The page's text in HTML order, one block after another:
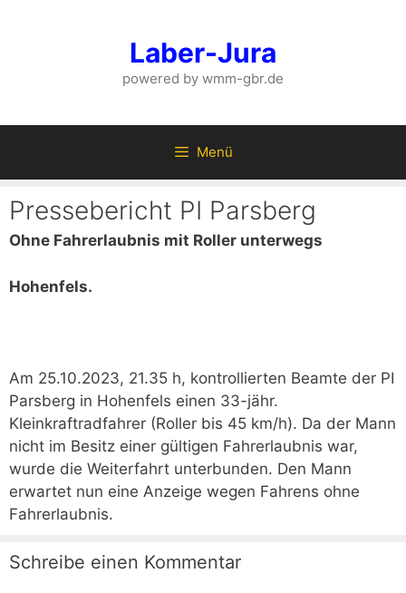
Laber-Jura
powered by wmm-gbr.de
Menü
Pressebericht PI Parsberg
Ohne Fahrerlaubnis mit Roller unterwegs
Hohenfels.
Am 25.10.2023, 21.35 h, kontrollierten Beamte der PI
Parsberg in Hohenfels einen 33-jähr.
Kleinkraftradfahrer (Roller bis 45 km/h). Da der Mann
nicht im Besitz einer gültigen Fahrerlaubnis war,
wurde die Weiterfahrt unterbunden. Den Mann
erwartet nun eine Anzeige wegen Fahrens ohne
Fahrerlaubnis.
Schreibe einen Kommentar